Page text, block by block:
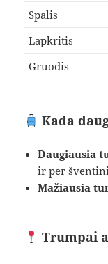
Spalis
Lapkritis
Gruodis
Kada
Daugiausia
ir per
Mažiausia
Trumpai